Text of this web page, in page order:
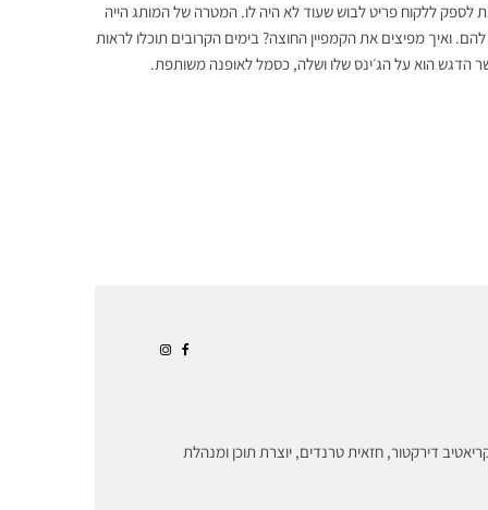
לספק ללקוח פריט לבוש שעוד לא היה לו. המטרה של המותג הייה
ואיך מפיצים את הקמפיין החוצה? בימים הקרובים תוכלו לראות
הדגש הוא על הג׳ינס שלו ושלה, כסמל לאופנה משותפת.
דירקטור, חזאית טרנדים, יוצרת תוכן ומנהלת